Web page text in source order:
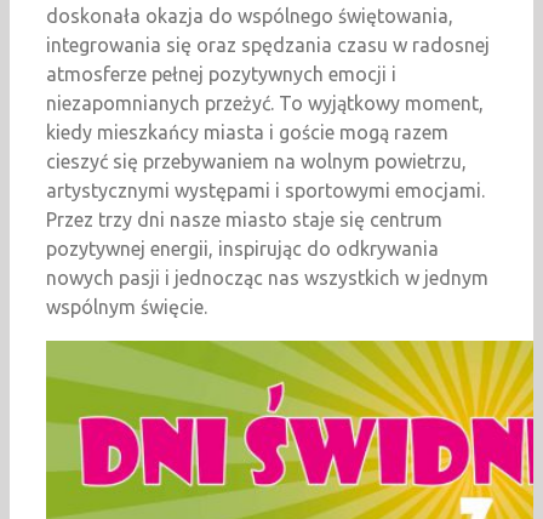
doskonała okazja do wspólnego świętowania,
integrowania się oraz spędzania czasu w radosnej
atmosferze pełnej pozytywnych emocji i
niezapomnianych przeżyć. To wyjątkowy moment,
kiedy mieszkańcy miasta i goście mogą razem
cieszyć się przebywaniem na wolnym powietrzu,
artystycznymi występami i sportowymi emocjami.
Przez trzy dni nasze miasto staje się centrum
pozytywnej energii, inspirując do odkrywania
nowych pasji i jednocząc nas wszystkich w jednym
wspólnym święcie.